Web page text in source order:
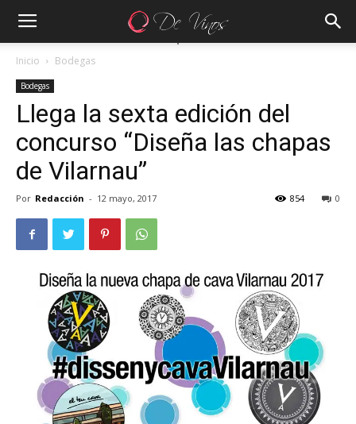
Inicio Bodegas
Bodegas
Llega la sexta edición del
concurso “Diseña las chapas
de Vilarnau”
Por Redacción - 12 mayo, 2017 0
854